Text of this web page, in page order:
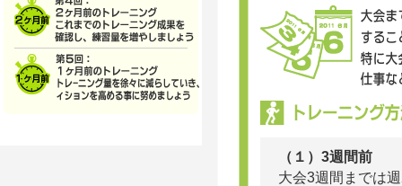
（１）3週間前
大会3週間までは